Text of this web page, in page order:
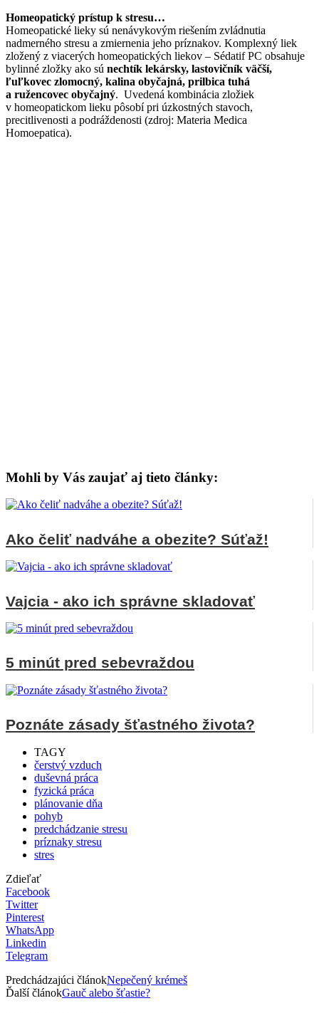
Homeopatický prístup k stresu…
Homeopatické lieky sú nenávykovým riešením zvládnutia
nadmerného stresu a zmiernenia jeho príznakov. Komplexný liek
zložený z viacerých homeopatických liekov – Sédatif PC obsahuje
bylinné zložky ako sú nechtík lekársky, lastovičník väčší,
ľuľkovec zlomocný, kalina obyčajná, prilbica tuhá
a ružencovec obyčajný. Uvedená kombinácia zložiek
v homeopatickom lieku pôsobí pri úzkostných stavoch,
precitlivenosti a podráždenosti (zdroj: Materia Medica
Homoepatica).
Mohli by Vás zaujať aj tieto články:
Ako čeliť nadváhe a obezite? Súťaž!
Vajcia - ako ich správne skladovať
5 minút pred sebevraždou
Poznáte zásady šťastného života?
TAGY
čerstvý vzduch
duševná práca
fyzická práca
plánovanie dňa
pohyb
predchádzanie stresu
príznaky stresu
stres
Zdieľať
Facebook
Twitter
Pinterest
WhatsApp
Linkedin
Telegram
Predchádzajúci článokNepečený krémeš
Ďalší článokGauč alebo šťastie?